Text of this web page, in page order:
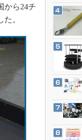
から24チ
。